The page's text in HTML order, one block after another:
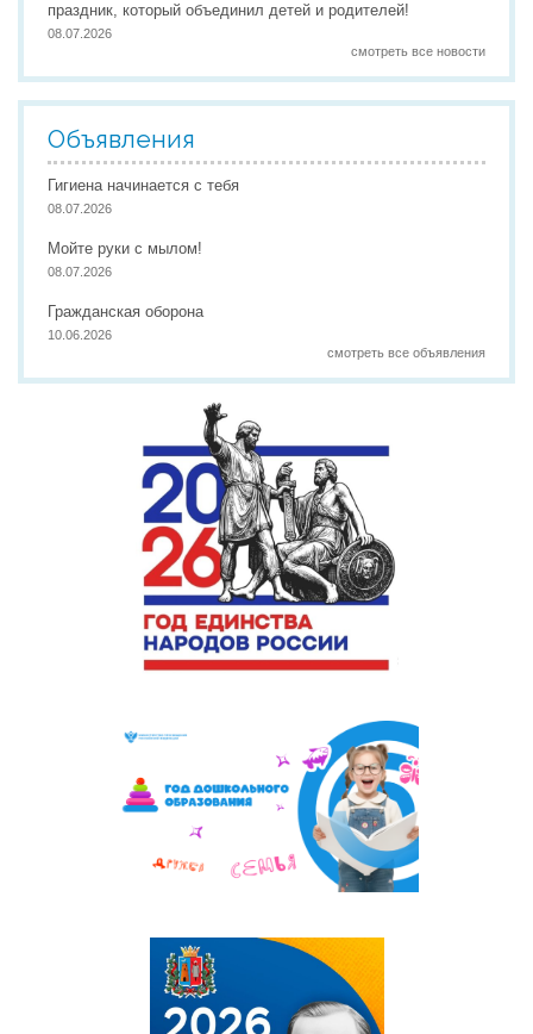
праздник, который объединил детей и родителей!
08.07.2026
смотреть все новости
Объявления
Гигиена начинается с тебя
08.07.2026
Мойте руки с мылом!
08.07.2026
Гражданская оборона
10.06.2026
смотреть все объявления